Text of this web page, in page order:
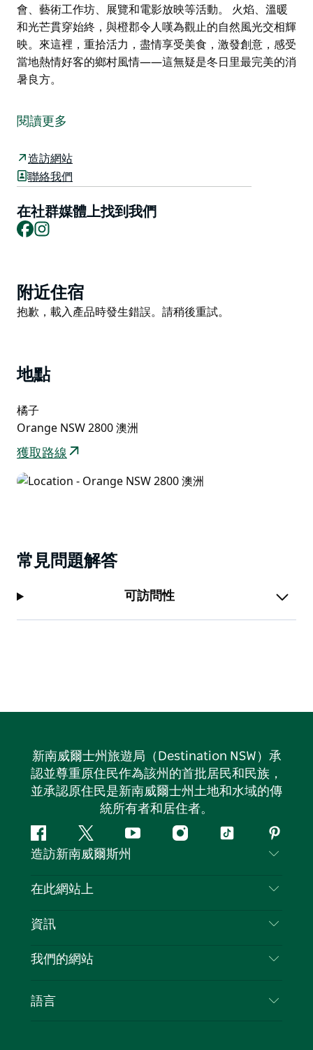
會、藝術工作坊、展覽和電影放映等活動。 火焰、溫暖
和光芒貫穿始終，與橙郡令人嘆為觀止的自然風光交相輝
映。來這裡，重拾活力，盡情享受美食，激發創意，感受
當地熱情好客的鄉村風情——這無疑是冬日里最完美的消
暑良方。
將匯集當地藝術家、音樂家和製作人，共同呈現精彩的合
作項目。
美食美酒場所搖身一變，成為表演場地；文化場所也敞開
大門，舉辦以火焰為主題的餐飲、葡萄酒品嚐會、藝術工
作坊、展覽和電影放映等活動。
火焰、溫暖和光芒貫穿始終，與橙郡令人嘆為觀止的自然
風光交相輝映。來這裡，重拾活力，盡情享受美食，激發
閱讀更多
造訪網站
聯絡我們
在社群媒體上找到我們
Facebook
Product
List
附近住宿
Product
抱歉，載入產品時發生錯誤。請稍後重試。
地點
橘子
Orange NSW 2800 澳洲
獲取路線
常見問題解答
可訪問性
新南威爾士州旅遊局（Destination NSW）承
認並尊重原住民作為該州的首批居民和民族，
並承認原住民是新南威爾士州土地和水域的傳
統所有者和居住者。
Facebook嘰
嘰
喳
Youtube Instagram
抖
造訪新南威爾斯州
聯絡我們
隱私
Cookie 通知
在此網站上
目的地
新南威爾斯州公路旅行
活動
資訊
旅行資訊
新南威爾斯的商業
我們的網站
語言